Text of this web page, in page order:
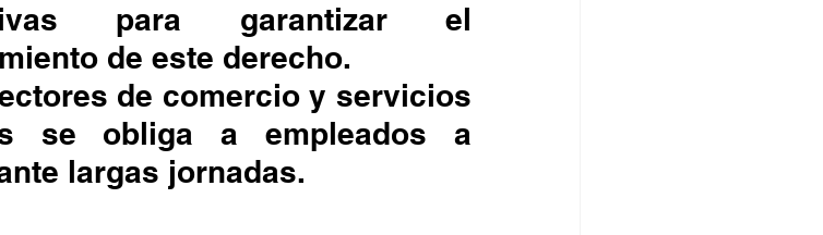
para garantizar el
de este derecho.
se obliga a empleados a
largas jornadas.